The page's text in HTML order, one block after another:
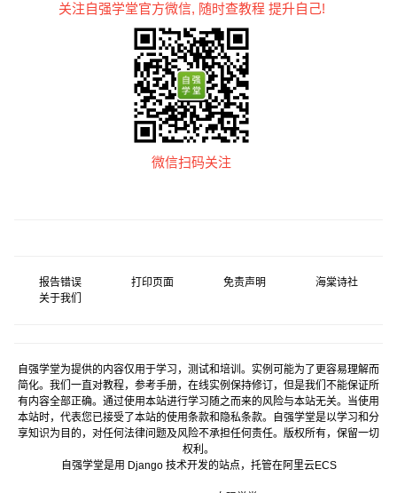
关注自强学堂官方微信, 随时查教程 提升自己!
微信扫码关注
报告错误 打印页面 免责声明
海棠诗社
关于我们
自强学堂为提供的内容仅用于学习，测试和培训。实例可能为了更容易理解而
简化。我们一直对教程，参考手册，在线实例保持修订，但是我们不能保证所
有内容全部正确。通过使用本站进行学习随之而来的风险与本站无关。当使用
本站时，代表您已接受了本站的使用条款和隐私条款。自强学堂是以学习和分
享知识为目的，对任何法律问题及风险不承担任何责任。版权所有，保留一切
权利。
自强学堂是用 Django技术开发的站点，托管在阿里云ECS